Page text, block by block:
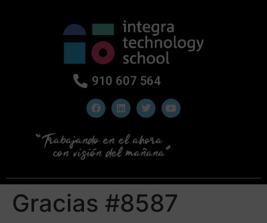
910 607 564
Gracias #8587